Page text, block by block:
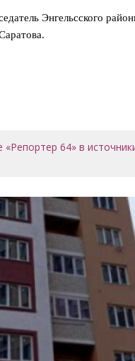
Энгельсского
«Репортер 64» в